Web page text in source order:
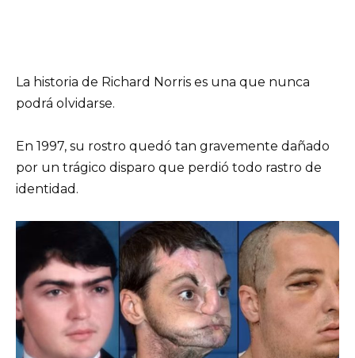
La historia de Richard Norris es una que nunca
podrá olvidarse.
En 1997, su rostro quedó tan gravemente dañado
por un trágico disparo que perdió todo rastro de
identidad.